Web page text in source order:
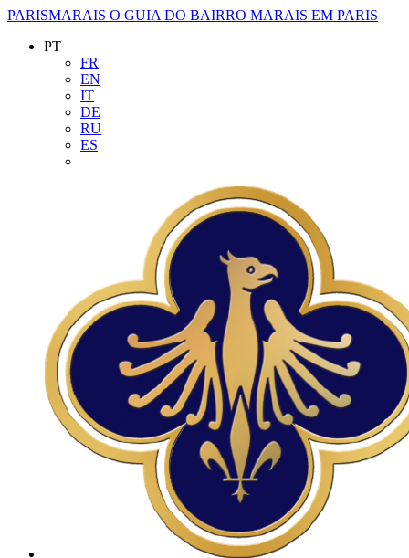
PARISMARAIS O GUIA DO BAIRRO MARAIS EM PARIS
PT
FR
EN
IT
DE
RU
ES